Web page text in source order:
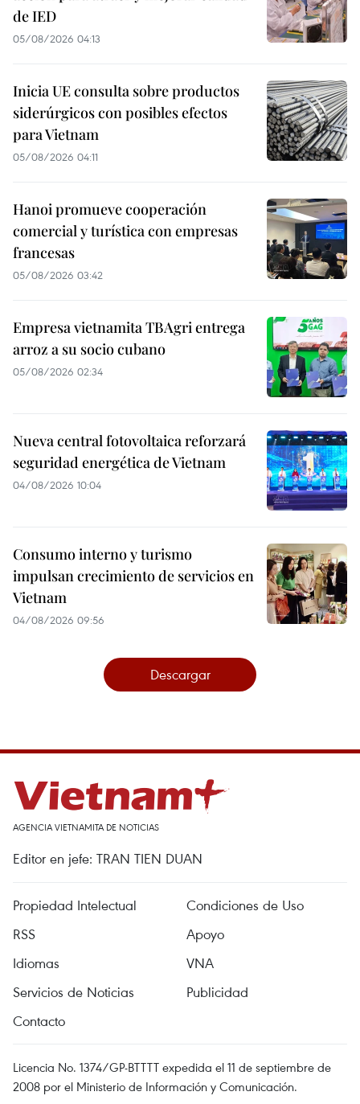
de IED
05/08/2026 04:13
Inicia UE consulta sobre productos
siderúrgicos con posibles efectos
para Vietnam
05/08/2026 04:11
Hanoi promueve cooperación
comercial y turística con empresas
francesas
05/08/2026 03:42
Empresa vietnamita TBAgri entrega
arroz a su socio cubano
05/08/2026 02:34
Nueva central fotovoltaica reforzará
seguridad energética de Vietnam
04/08/2026 10:04
Consumo interno y turismo
impulsan crecimiento de servicios en
Vietnam
04/08/2026 09:56
Descargar
AGENCIA VIETNAMITA DE NOTICIAS
Editor en jefe: TRAN TIEN DUAN
Propiedad Intelectual
Condiciones de Uso
RSS
Apoyo
Idiomas
VNA
Servicios de Noticias
Publicidad
Contacto
Licencia No. 1374/GP-BTTTT expedida el 11 de septiembre de
2008 por el Ministerio de Información y Comunicación.